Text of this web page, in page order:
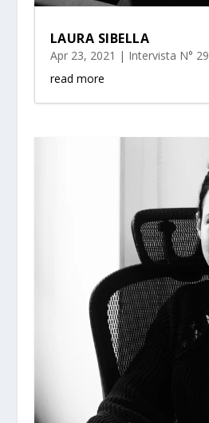
LAURA SIBELLA
Apr 23, 2021 | Intervista N° 29
read more